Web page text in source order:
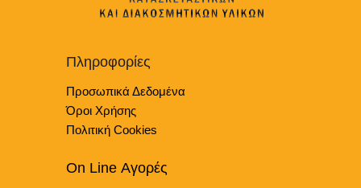
σελίδα
Πληροφορίες
Προσωπικά Δεδομένα
Όροι Χρήσης
Πολιτική Cookies
On Line Αγορές